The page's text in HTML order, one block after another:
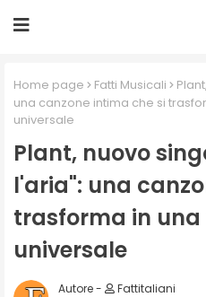
Home page Fatti Musicali
una canzone intima che si
universale
Plant, nuovo
l'aria": una
trasforma in
universale
Fattitaliani